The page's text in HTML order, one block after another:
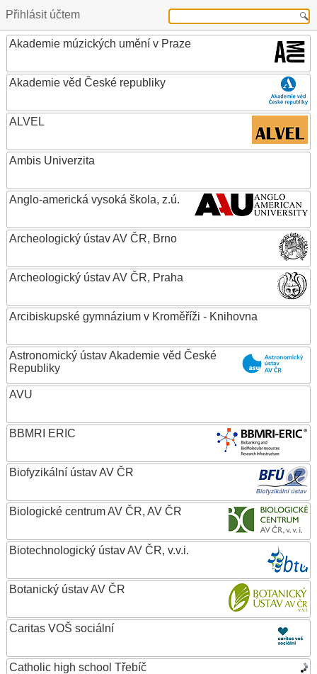
Přihlásit účtem
Akademie múzických umění v Praze
Akademie věd České republiky
ALVEL
Ambis Univerzita
Anglo-americká vysoká škola, z.ú.
Archeologický ústav AV ČR, Brno
Archeologický ústav AV ČR, Praha
Arcibiskupské gymnázium v Kroměříži - Knihovna
Astronomický ústav Akademie věd České
Republiky
AVU
BBMRI ERIC
Biofyzikální ústav AV ČR
Biologické centrum AV ČR, AV ČR
Biotechnologický ústav AV ČR, v.v.i.
Botanický ústav AV ČR
Caritas VOŠ sociální
Catholic high school Třebíč